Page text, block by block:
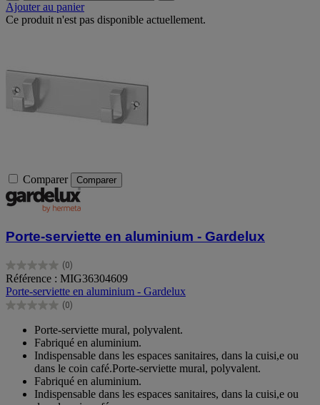
Ajouter au panier
Ce produit n'est pas disponible actuellement.
Comparer Comparer
Porte-serviette en aluminium - Gardelux
(0)
0.0
sur
5
étoiles.
Référence : MIG36304609
Porte-serviette en aluminium - Gardelux
(0)
0.0
étoiles.
Porte-serviette mural, polyvalent.
Fabriqué en aluminium.
Indispensable dans les espaces sanitaires, dans la cuisi,e ou
dans le coin café.Porte-serviette mural, polyvalent.
Fabriqué en aluminium.
Indispensable dans les espaces sanitaires, dans la cuisi,e ou